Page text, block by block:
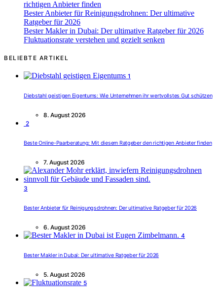
richtigen Anbieter finden
Bester Anbieter für Reinigungsdrohnen: Der ultimative
Ratgeber für 2026
Bester Makler in Dubai: Der ultimative Ratgeber für 2026
Fluktuationsrate verstehen und gezielt senken
BELIEBTE ARTIKEL
1
Diebstahl geistigen Eigentums: Wie Unternehmen ihr wertvollstes Gut schützen
8. August 2026
2
Beste Online-Paarberatung: Mit diesem Ratgeber den richtigen Anbieter finden
7. August 2026
3
Bester Anbieter für Reinigungsdrohnen: Der ultimative Ratgeber für 2026
6. August 2026
4
Bester Makler in Dubai: Der ultimative Ratgeber für 2026
5. August 2026
5